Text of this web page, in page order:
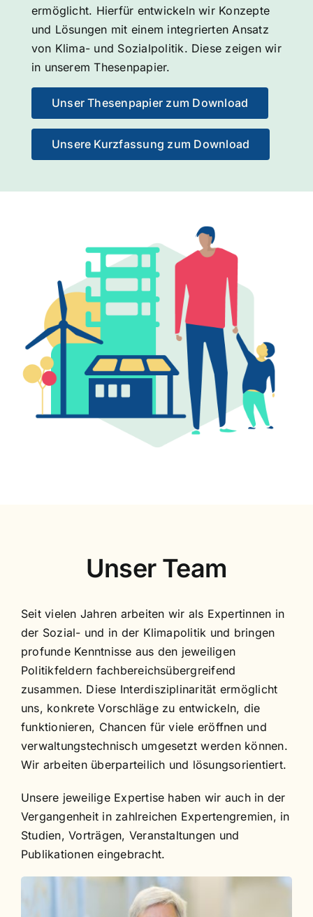
ermöglicht. Hierfür entwickeln wir Konzepte
und Lösungen mit einem integrierten Ansatz
von Klima- und Sozialpolitik. Diese zeigen wir
in unserem Thesenpapier.
Unser Thesenpapier zum Download
Unsere Kurzfassung zum Download
Unser Team
Seit vielen Jahren arbeiten wir als Expertinnen in
der Sozial- und in der Klimapolitik und bringen
profunde Kenntnisse aus den jeweiligen
Politikfeldern fachbereichsübergreifend
zusammen. Diese Interdisziplinarität ermöglicht
uns, konkrete Vorschläge zu entwickeln, die
funktionieren, Chancen für viele eröffnen und
verwaltungstechnisch umgesetzt werden können.
Wir arbeiten überparteilich und lösungsorientiert.
Unsere jeweilige Expertise haben wir auch in der
Vergangenheit in zahlreichen Expertengremien, in
Studien, Vorträgen, Veranstaltungen und
Publikationen eingebracht.